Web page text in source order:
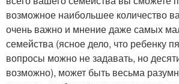
возможное наибольшее количество
очень важно и мнение даже самых
семейства (ясное дело, что ребенку
вопросы можно не задавать, но
возможно), может быть весьма